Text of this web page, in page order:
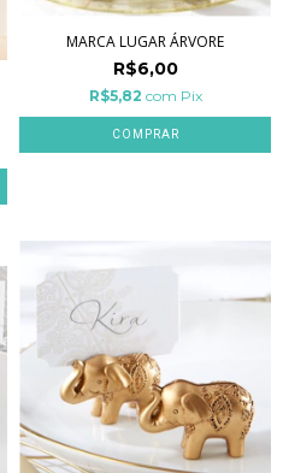
MARCA LUGAR ÁRVORE
R$6,00
R$5,82 com Pix